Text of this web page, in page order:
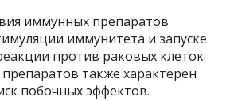
иммунных препаратов
иммунитета и запуске
против раковых клеток.
также характерен
побочных эффектов.